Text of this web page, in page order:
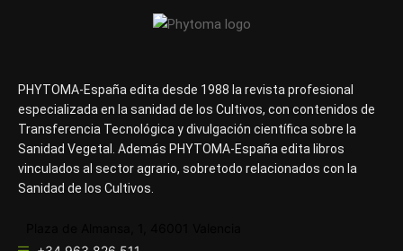
PHYTOMA-España edita desde 1988 la revista profesional
especializada en la sanidad de los Cultivos, con contenidos de
Transferencia Tecnológica y divulgación científica sobre la
Sanidad Vegetal. Además PHYTOMA-España edita libros
vinculados al sector agrario, sobretodo relacionados con la
Sanidad de los Cultivos.